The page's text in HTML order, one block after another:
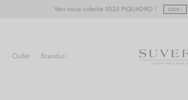
Vezi noua colectie SS25 PIQUADRO ! CLICK !
Outlet Branduri